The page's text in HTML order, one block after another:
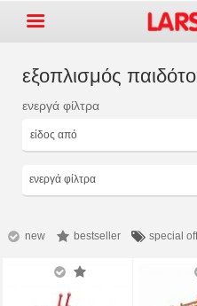
εξοπλισμός παιδότοπων
επιφάνεια +
Σχετικά με εμάς +
Επικοινωνία
εξοπλισμός
ενεργά φίλτρα
ενεργά φίλτρα
new bestseller special